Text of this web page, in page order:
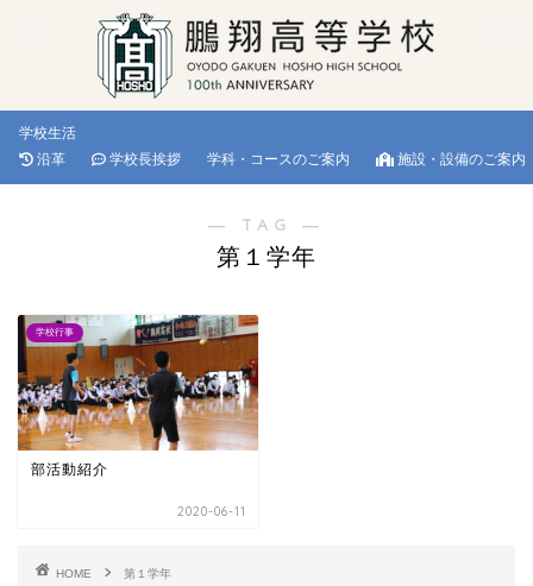
学校生活
沿革
学校長挨拶 学科・コースのご案内 施設・設備のご案内
― TAG ―
第１学年
学校行事
部活動紹介
2020-06-11
HOME 第１学年